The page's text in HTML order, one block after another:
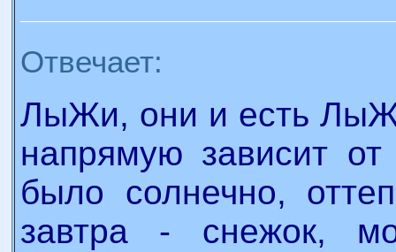
Отвечает:
ЛыЖи, они и есть
напрямую зависит
было солнечно,
завтра - снежок,